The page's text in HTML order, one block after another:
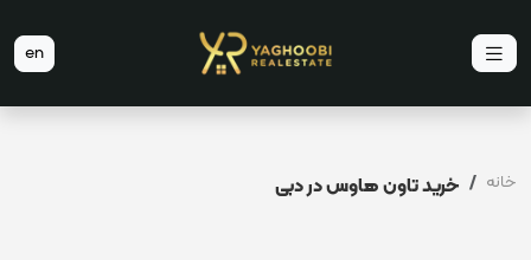
en
خانه خرید تاون هاوس در دبی